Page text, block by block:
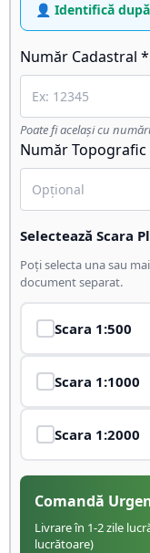
👤 Identifică
Număr Cadastral *
Poate fi același cu
Număr Topografic
Selectează Scara
Poți selecta una sau
document separat.
Scara 1:500
Scara 1:1000
Scara 1:2000
Comandă
Livrare în 1-2 zile
lucrătoare)